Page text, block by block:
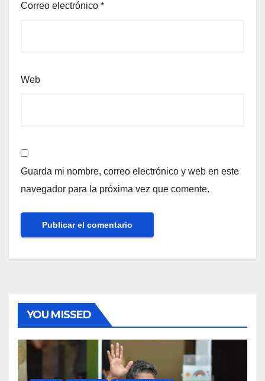
Correo electrónico *
Web
Guarda mi nombre, correo electrónico y web en este
navegador para la próxima vez que comente.
YOU MISSED